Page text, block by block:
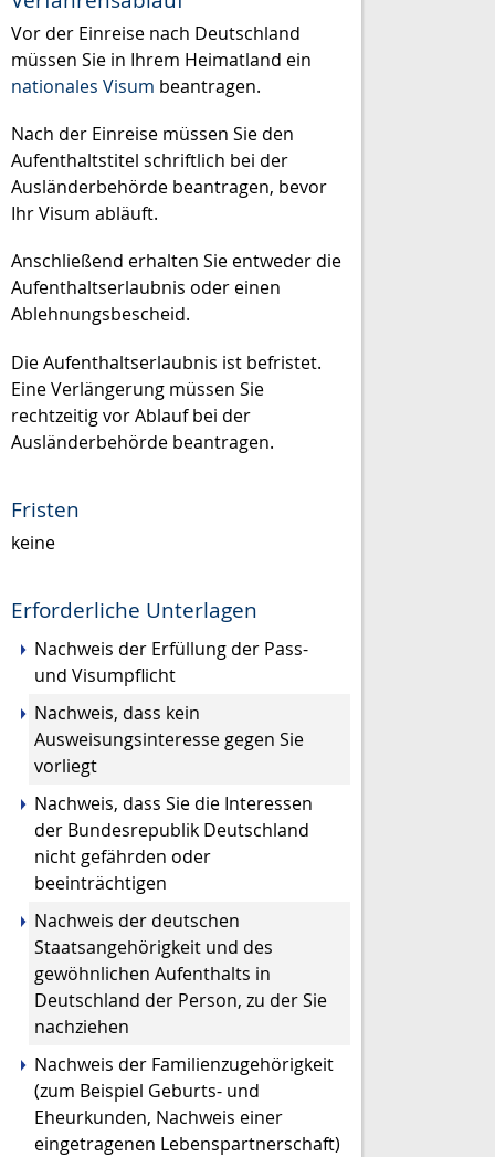
Vor der Einreise nach Deutschland
müssen Sie in Ihrem Heimatland ein
nationales Visum beantragen.
Nach der Einreise müssen Sie den
Aufenthaltstitel schriftlich bei der
Ausländerbehörde beantragen, bevor
Ihr Visum abläuft.
Anschließend erhalten Sie entweder die
Aufenthaltserlaubnis oder einen
Ablehnungsbescheid.
Die Aufenthaltserlaubnis ist befristet.
Eine Verlängerung müssen Sie
rechtzeitig vor Ablauf bei der
Ausländerbehörde beantragen.
Fristen
keine
Erforderliche Unterlagen
Nachweis der Erfüllung der Pass-
und Visumpflicht
Nachweis, dass kein
Ausweisungsinteresse gegen Sie
vorliegt
Nachweis, dass Sie die Interessen
der Bundesrepublik Deutschland
nicht gefährden oder
beeinträchtigen
Nachweis der deutschen
Staatsangehörigkeit und des
gewöhnlichen Aufenthalts in
Deutschland der Person, zu der Sie
nachziehen
Nachweis der Familienzugehörigkeit
(zum Beispiel Geburts- und
Eheurkunden, Nachweis einer
eingetragenen Lebenspartnerschaft)